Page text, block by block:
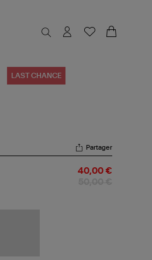
LAST CHANCE
Partager
40,00 €